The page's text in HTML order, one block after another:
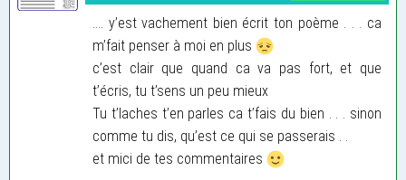
.... y’est vachement bien écrit ton poème . . . ca
m’fait penser à moi en plus
c’est clair que quand ca va pas fort, et que
t’écris, tu t’sens un peu mieux
Tu t’laches t’en parles ca t’fais du bien . . . sinon
comme tu dis, qu’est ce qui se passerais . .
et mici de tes commentaires